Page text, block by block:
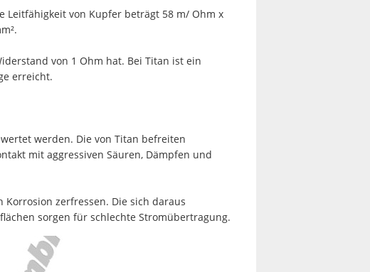
Leitfähigkeit von Kupfer beträgt 58 m/ Ohm x
von 1 Ohm hat. Bei Titan ist ein
erreicht.
werden. Die von Titan befreiten
mit aggressiven Säuren, Dämpfen und
zerfressen. Die sich daraus
sorgen für schlechte Stromübertragung.